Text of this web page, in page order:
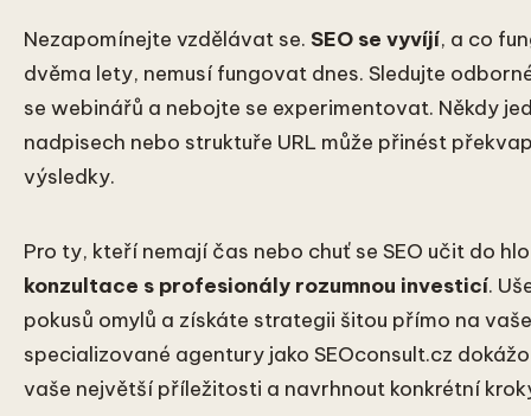
Nezapomínejte vzdělávat se. SEO se vyvíjí, a co
dvěma lety, nemusí fungovat dnes. Sledujte
se webinářů a nebojte se experimentovat. Někdy
nadpisech nebo struktuře URL může přinést
výsledky.
Pro ty, kteří nemají čas nebo chuť se SEO učit do
konzultace s profesionály rozumnou investicí.
pokusů omylů a získáte strategii šitou přímo na
specializované agentury jako SEOconsult.cz
vaše největší příležitosti a navrhnout konkrétní